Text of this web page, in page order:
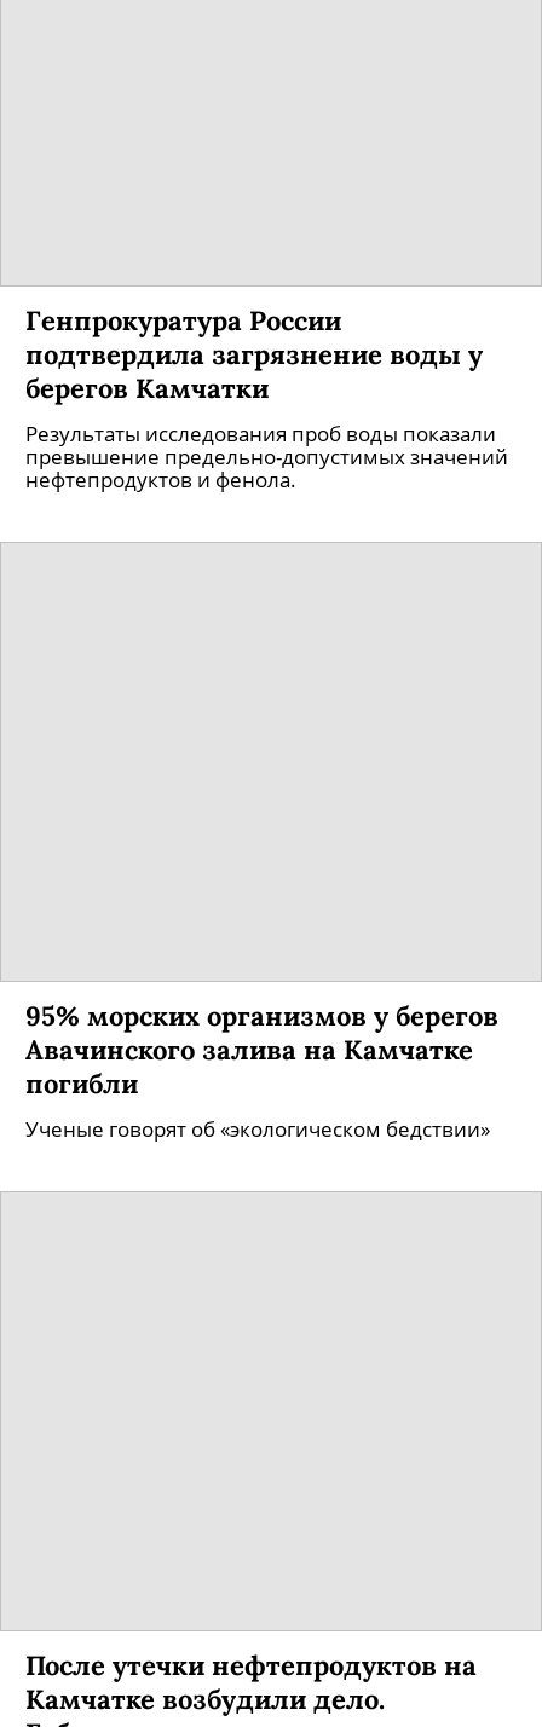
Генпрокуратура России
подтвердила загрязнение воды у
берегов Камчатки
Результаты исследования проб воды показали
превышение предельно-допустимых значений
нефтепродуктов и фенола.
95% морских организмов у берегов
Авачинского залива на Камчатке
погибли
Ученые говорят об «экологическом бедствии»
После утечки нефтепродуктов на
Камчатке возбудили дело.